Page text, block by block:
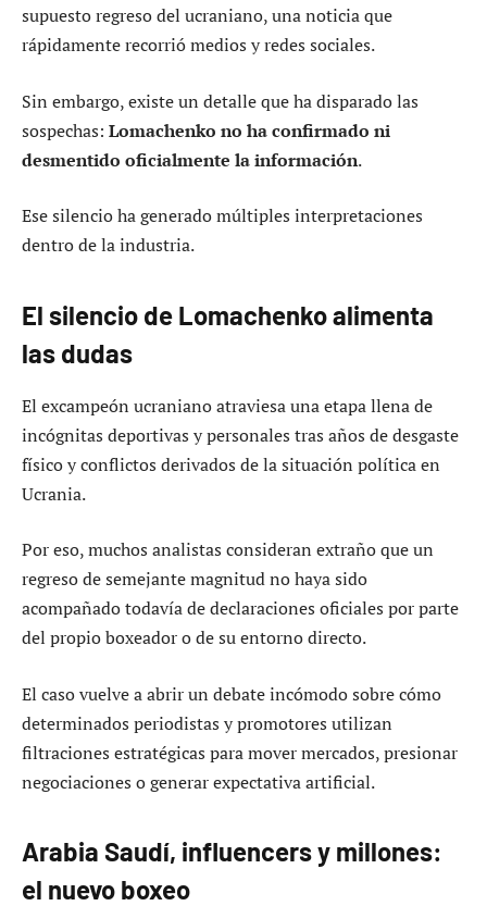
supuesto regreso del ucraniano, una noticia que
rápidamente recorrió medios y redes sociales.
Sin embargo, existe un detalle que ha disparado las
sospechas: Lomachenko no ha confirmado ni
desmentido oficialmente la información.
Ese silencio ha generado múltiples interpretaciones
dentro de la industria.
El silencio de Lomachenko alimenta
las dudas
El excampeón ucraniano atraviesa una etapa llena de
incógnitas deportivas y personales tras años de desgaste
físico y conflictos derivados de la situación política en
Ucrania.
Por eso, muchos analistas consideran extraño que un
regreso de semejante magnitud no haya sido
acompañado todavía de declaraciones oficiales por parte
del propio boxeador o de su entorno directo.
El caso vuelve a abrir un debate incómodo sobre cómo
determinados periodistas y promotores utilizan
filtraciones estratégicas para mover mercados, presionar
negociaciones o generar expectativa artificial.
Arabia Saudí, influencers y millones:
el nuevo boxeo